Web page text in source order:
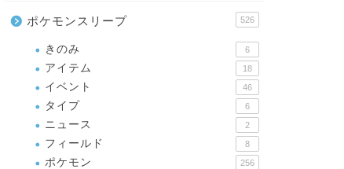
ポケモンスリープ 526
きのみ 6
アイテム 18
イベント 46
タイプ 6
ニュース 2
フィールド 8
ポケモン 256